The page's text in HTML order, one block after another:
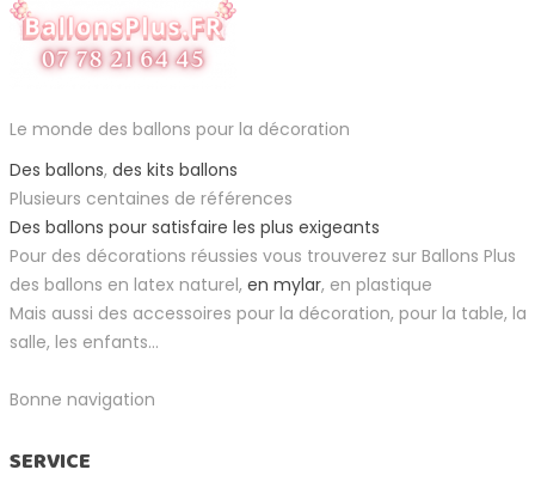
Le monde des ballons pour la décoration
Des ballons, des kits ballons
Plusieurs centaines de références
Des ballons pour satisfaire les plus exigeants
Pour des décorations réussies vous trouverez sur Ballons Plus
des ballons en latex naturel, en mylar, en plastique
Mais aussi des accessoires pour la décoration, pour la table, la
salle, les enfants...
Bonne navigation
SERVICE